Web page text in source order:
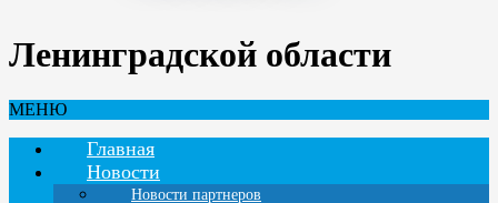
Ленинградской области
МЕНЮ
Главная
Новости
Новости партнеров